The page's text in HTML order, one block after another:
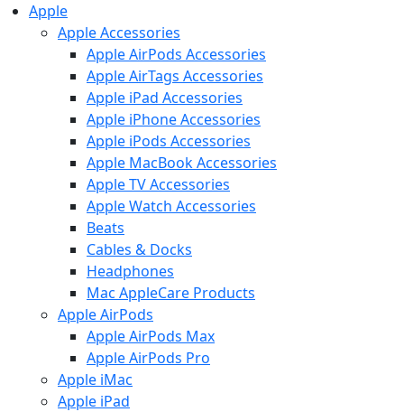
Apple
Apple Accessories
Apple AirPods Accessories
Apple AirTags Accessories
Apple iPad Accessories
Apple iPhone Accessories
Apple iPods Accessories
Apple MacBook Accessories
Apple TV Accessories
Apple Watch Accessories
Beats
Cables & Docks
Headphones
Mac AppleCare Products
Apple AirPods
Apple AirPods Max
Apple AirPods Pro
Apple iMac
Apple iPad